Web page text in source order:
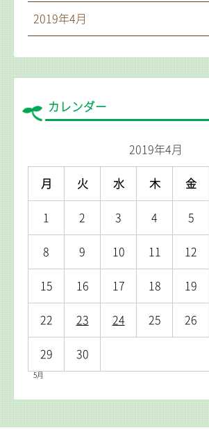
2019年4月
カレンダー
2019年4月
月 火 水 木 金
1 2 3 4 5
8 9 10 11 12
15 16 17 18 19
22 23 24 25 26
29 30
5月